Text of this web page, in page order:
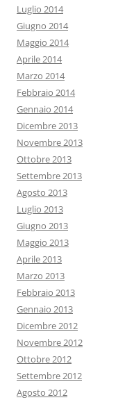
Luglio 2014
Giugno 2014
Maggio 2014
Aprile 2014
Marzo 2014
Febbraio 2014
Gennaio 2014
Dicembre 2013
Novembre 2013
Ottobre 2013
Settembre 2013
Agosto 2013
Luglio 2013
Giugno 2013
Maggio 2013
Aprile 2013
Marzo 2013
Febbraio 2013
Gennaio 2013
Dicembre 2012
Novembre 2012
Ottobre 2012
Settembre 2012
Agosto 2012